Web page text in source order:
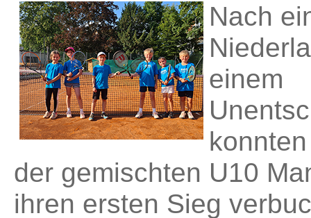
Nach
einem
der gemischten U10
ihren ersten Sieg